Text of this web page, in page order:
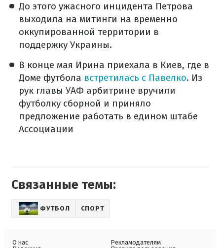
До этого ужасного инцидента Петрова
выходила на митинги на временно
оккупированной территории в
поддержку Украины.
В конце мая Ирина приехала в Киев, где в
Доме футбола встретилась с Павелко. Из
рук главы УАФ арбитрине вручили
футболку сборной и приняло
предложение работать в едином штабе
Ассоциации
Связанные темы:
ФУТБОЛ СПОРТ
О нас
Рекламодателям